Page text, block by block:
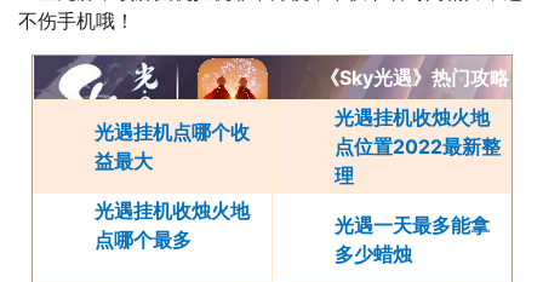
不伤手机哦！
《Sky光遇》热门攻略
光遇挂机点哪个收
益最大
光遇挂机收烛火地
点位置2022最新整
理
光遇挂机收烛火地
点哪个最多
光遇一天最多能拿
多少蜡烛